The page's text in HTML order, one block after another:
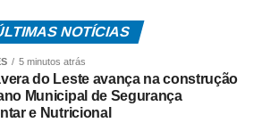
da Secel, Gisela Sampaio; do pró-
Cultura da Unemat, professor doutor
da reitora da Estácio Fapan, Natália
da Unopar, Patrícia Castro
de Esportes de Inclusão da
NOTÍCIAS
5 minutos atrás
do Leste avança na construção
Municipal de Segurança
e Nutricional